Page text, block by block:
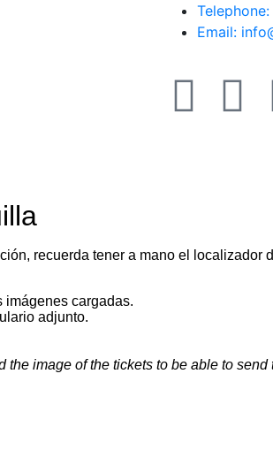
Email:
recuerda tener a mano el localizador
imágenes cargadas.
adjunto.
image of the tickets to be able to send